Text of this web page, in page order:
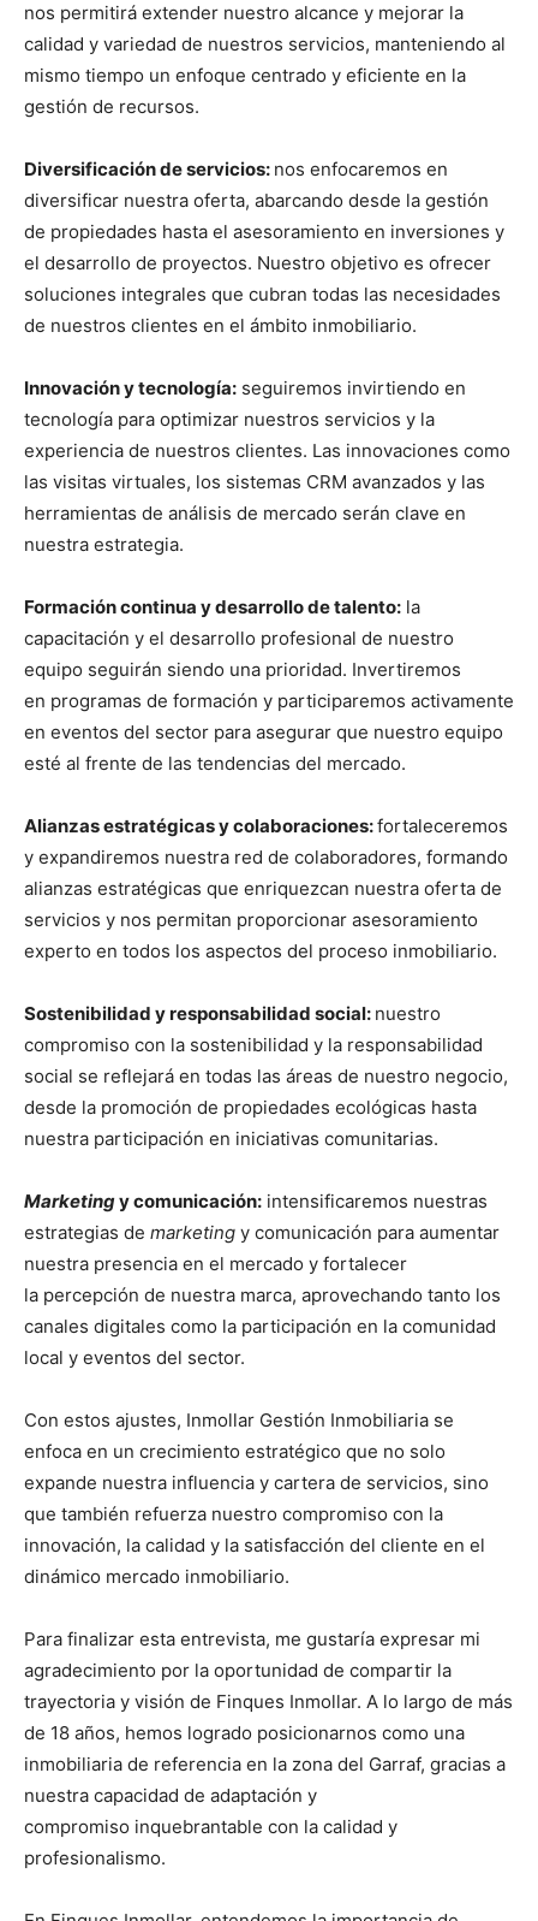
nos permitirá extender nuestro alcance y mejorar la
calidad y variedad de nuestros servicios, manteniendo al
mismo tiempo un enfoque centrado y eficiente en la
gestión de recursos.
Diversificación de servicios: nos enfocaremos en
diversificar nuestra oferta, abarcando desde la gestión
de propiedades hasta el asesoramiento en inversiones y
el desarrollo de proyectos. Nuestro objetivo es ofrecer
soluciones integrales que cubran todas las necesidades
de nuestros clientes en el ámbito inmobiliario.
Innovación y tecnología: seguiremos invirtiendo en
tecnología para optimizar nuestros servicios y la
experiencia de nuestros clientes. Las innovaciones como
las visitas virtuales, los sistemas CRM avanzados y las
herramientas de análisis de mercado serán clave en
nuestra estrategia.
Formación continua y desarrollo de talento: la
capacitación y el desarrollo profesional de nuestro
equipo seguirán siendo una prioridad. Invertiremos
en programas de formación y participaremos activamente
en eventos del sector para asegurar que nuestro equipo
esté al frente de las tendencias del mercado.
Alianzas estratégicas y colaboraciones:fortaleceremos
y expandiremos nuestra red de colaboradores, formando
alianzas estratégicas que enriquezcan nuestra oferta de
servicios y nos permitan proporcionar asesoramiento
experto en todos los aspectos del proceso inmobiliario.
Sostenibilidad y responsabilidad social: nuestro
compromiso con la sostenibilidad y la responsabilidad
social se reflejará en todas las áreas de nuestro negocio,
desde la promoción de propiedades ecológicas hasta
nuestra participación en iniciativas comunitarias.
Marketingy comunicación: intensificaremos nuestras
estrategias de marketing y comunicación para aumentar
nuestra presencia en el mercado y fortalecer
la percepción de nuestra marca, aprovechando tanto los
canales digitales como la participación en la comunidad
local y eventos del sector.
Con estos ajustes, Inmollar Gestión Inmobiliaria se
enfoca en un crecimiento estratégico que no solo
expande nuestra influencia y cartera de servicios, sino
que también refuerza nuestro compromiso con la
innovación, la calidad y la satisfacción del cliente en el
dinámico mercado inmobiliario.
Para finalizar esta entrevista, me gustaría expresar mi
agradecimiento por la oportunidad de compartir la
trayectoria y visión de Finques Inmollar. A lo largo de más
de 18 años, hemos logrado posicionarnos como una
inmobiliaria de referencia en la zona del Garraf, gracias a
nuestra capacidad de adaptación y
compromiso inquebrantable con la calidad y
profesionalismo.